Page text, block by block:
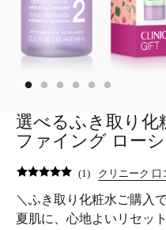
選べるふき取り化
ファイング ロー
(1) クリニーク 口
＼ふき取り化粧水ご購入
夏肌に、心地よいリセッ